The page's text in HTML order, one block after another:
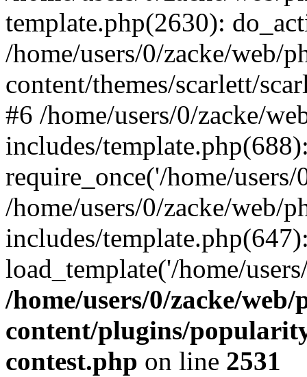
template.php(2630):
/home/users/0/zacke/web/
content/themes/scarlett/
#6 /home/users/0/zacke/
includes/
require_once('/home/
/home/users/0/zacke/web/
includes/
load_template('/home/
/home/users/0/zacke/
content/plugins/
contest.php on line 2531